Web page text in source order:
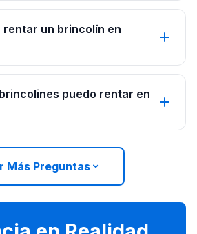
rentar un brincolín en
puedo rentar en
Más Preguntas